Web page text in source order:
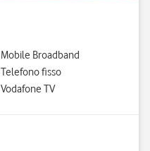
Mobile Broadband
Telefono fisso
Vodafone TV